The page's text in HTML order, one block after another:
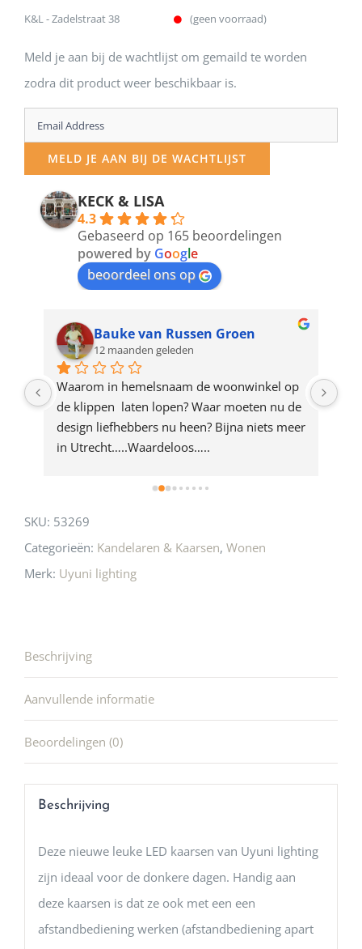
K&L - Zadelstraat 38 (geen voorraad)
Meld je aan bij de wachtlijst om gemaild te worden
zodra dit product weer beschikbaar is.
Enter
your
email
address
product
MELD JE AAN BIJ DE WACHTLIJST
KECK & LISA
4.3
Gebaseerd op 165 beoordelingen
powered by Google
beoordeel ons op
Bauke van Russen Groen
12 maanden geleden
Waarom in hemelsnaam de woonwinkel op
de klippen  laten lopen? Waar moeten nu de
design liefhebbers nu heen? Bijna niets meer
in Utrecht…..Waardeloos…..
SKU: 53269
Categorieën: Kandelaren & Kaarsen, Wonen
Merk: Uyuni lighting
Beschrijving
Aanvullende informatie
Beoordelingen (0)
Beschrijving
Deze nieuwe leuke LED kaarsen van Uyuni lighting
zijn ideaal voor de donkere dagen. Handig aan
deze kaarsen is dat ze ook met een een
afstandbediening werken (afstandbediening apart